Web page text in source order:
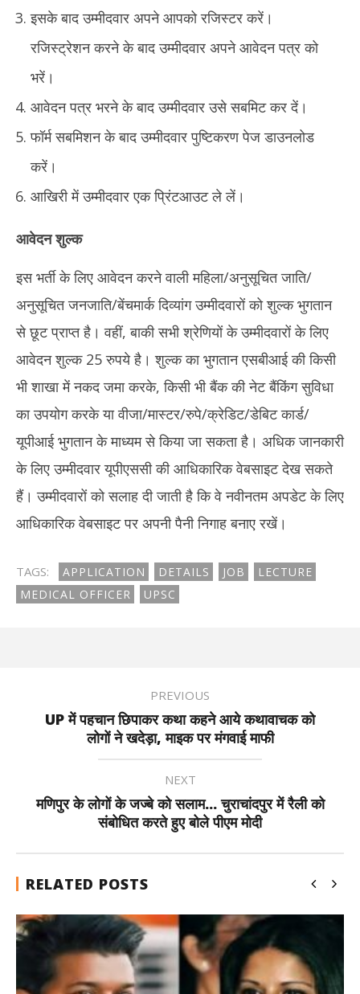
इसके बाद उम्मीदवार अपने आपको रजिस्टर करें।
रजिस्ट्रेशन करने के बाद उम्मीदवार अपने आवेदन पत्र को
भरें।
आवेदन पत्र भरने के बाद उम्मीदवार उसे सबमिट कर दें।
फॉर्म सबमिशन के बाद उम्मीदवार पुष्टिकरण पेज डाउनलोड
करें।
आखिरी में उम्मीदवार एक प्रिंटआउट ले लें।
आवेदन शुल्क
इस भर्ती के लिए आवेदन करने वाली महिला/अनुसूचित जाति/
अनुसूचित जनजाति/बेंचमार्क दिव्यांग उम्मीदवारों को शुल्क भुगतान
से छूट प्राप्त है। वहीं, बाकी सभी श्रेणियों के उम्मीदवारों के लिए
आवेदन शुल्क 25 रुपये है। शुल्क का भुगतान एसबीआई की किसी
भी शाखा में नकद जमा करके, किसी भी बैंक की नेट बैंकिंग सुविधा
का उपयोग करके या वीजा/मास्टर/रुपे/क्रेडिट/डेबिट कार्ड/
यूपीआई भुगतान के माध्यम से किया जा सकता है। अधिक जानकारी
के लिए उम्मीदवार यूपीएससी की आधिकारिक वेबसाइट देख सकते
हैं। उम्मीदवारों को सलाह दी जाती है कि वे नवीनतम अपडेट के लिए
आधिकारिक वेबसाइट पर अपनी पैनी निगाह बनाए रखें।
TAGS: APPLICATION DETAILS JOB
LECTURE
MEDICAL OFFICER
UPSC
PREVIOUS
UP में पहचान छिपाकर कथा कहने आये कथावाचक को
लोगों ने खदेड़ा, माइक पर मंगवाई माफी
NEXT
मणिपुर के लोगों के जज्बे को सलाम... चुराचांदपुर में रैली को
संबोधित करते हुए बोले पीएम मोदी
RELATED POSTS